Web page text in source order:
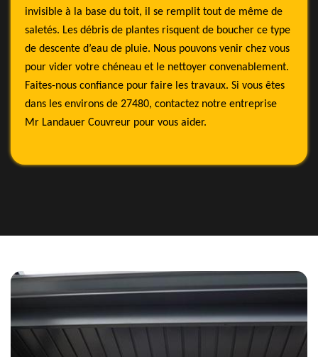
invisible à la base du toit, il se remplit tout de même de
saletés. Les débris de plantes risquent de boucher ce type
de descente d’eau de pluie. Nous pouvons venir chez vous
pour vider votre chéneau et le nettoyer convenablement.
Faites-nous confiance pour faire les travaux. Si vous êtes
dans les environs de 27480, contactez notre entreprise
Mr Landauer Couvreur pour vous aider.